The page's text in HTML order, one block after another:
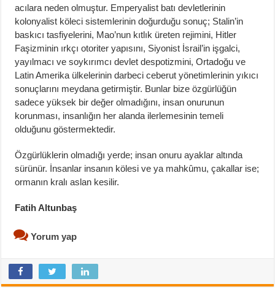
acılara neden olmuştur. Emperyalist batı devletlerinin
kolonyalist köleci sistemlerinin doğurduğu sonuç; Stalin’in
baskıcı tasfiyelerini, Mao’nun kıtlık üreten rejimini, Hitler
Faşizminin ırkçı otoriter yapısını, Siyonist İsrail’in işgalci,
yayılmacı ve soykırımcı devlet despotizmini, Ortadoğu ve
Latin Amerika ülkelerinin darbeci ceberut yönetimlerinin yıkıcı
sonuçlarını meydana getirmiştir. Bunlar bize özgürlüğün
sadece yüksek bir değer olmadığını, insan onurunun
korunması, insanlığın her alanda ilerlemesinin temeli
olduğunu göstermektedir.
Özgürlüklerin olmadığı yerde; insan onuru ayaklar altında
sürünür. İnsanlar insanın kölesi ve ya mahkûmu, çakallar ise;
ormanın kralı aslan kesilir.
Fatih Altunbaş
Yorum yap